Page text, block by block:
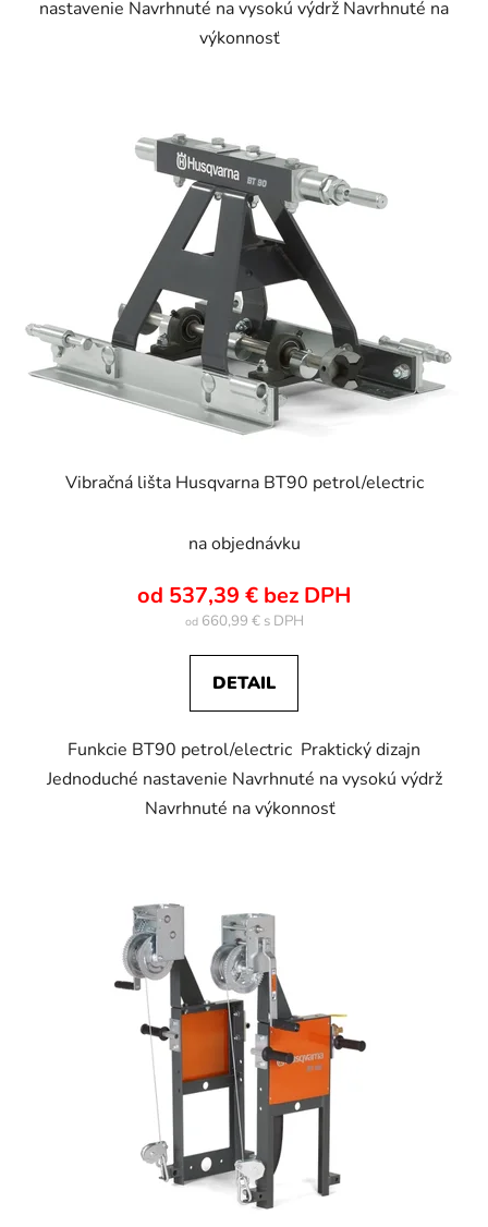
nastavenie Navrhnuté na vysokú výdrž Navrhnuté na
výkonnosť
Vibračná lišta Husqvarna BT90 petrol/electric
na objednávku
od 537,39 € bez DPH
od660,99 €
DETAIL
Funkcie BT90 petrol/electric Praktický dizajn
Jednoduché nastavenie Navrhnuté na vysokú výdrž
Navrhnuté na výkonnosť